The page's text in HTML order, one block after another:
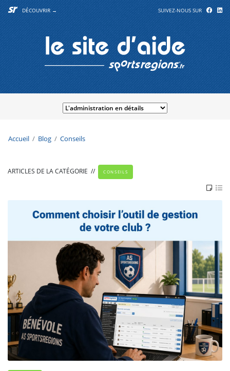
DÉCOUVRIR → SUIVEZ-NOUS SUR
Accueil Blog Conseils
ARTICLES DE LA CATÉGORIE // CONSEILS